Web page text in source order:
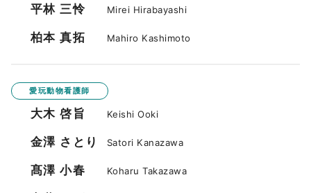
平林 三怜 Mirei Hirabayashi
柏本 真拓 Mahiro Kashimoto
愛玩動物看護師
大木 啓旨 Keishi Ooki
金澤 さとり Satori Kanazawa
髙澤 小春 Koharu Takazawa